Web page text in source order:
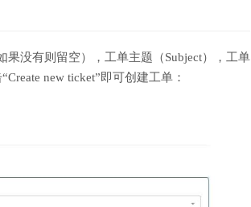
果没有则留空），工单主题（Subject），工单
new ticket”即可创建工单：